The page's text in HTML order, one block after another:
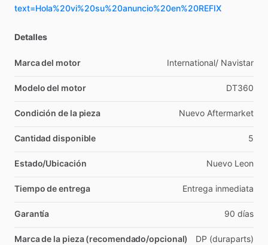
text=Hola%20vi%20su%20anuncio%20en%20REFIX
Detalles
Marca del motor International​/​ Navistar
Modelo del motor DT360
Condición de la pieza Nuevo Aftermarket
Cantidad disponible 5
Estado/Ubicación Nuevo Leon
Tiempo de entrega Entrega inmediata
Garantía 90 días
Marca de la pieza (recomendado/opcional) DP (duraparts)